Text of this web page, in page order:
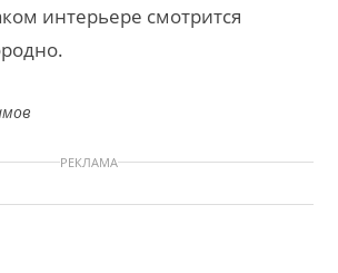
интерьере смотрится
РЕКЛАМА